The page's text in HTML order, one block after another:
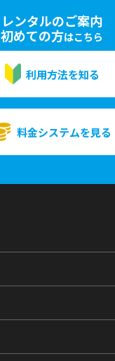
レンタルのご案内
初めての方はこちら
利用方法を知る
料金システムを見る